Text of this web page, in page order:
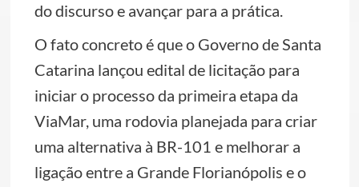
do discurso e avançar para a prática.
O fato concreto é que o Governo de Santa
Catarina lançou edital de licitação para
iniciar o processo da primeira etapa da
ViaMar, uma rodovia planejada para criar
uma alternativa à BR-101 e melhorar a
ligação entre a Grande Florianópolis e o